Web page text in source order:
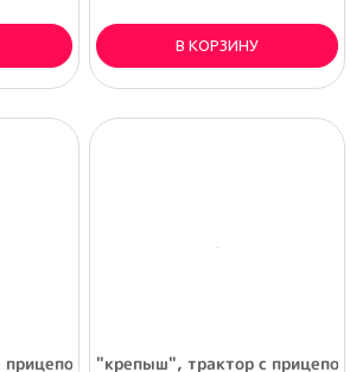
В КОРЗИНУ
прицепом №1 и ковшом
"крепыш", трактор с